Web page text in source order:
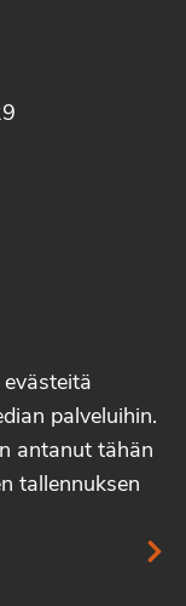
palveluihin.
antanut tähän
tallennuksen